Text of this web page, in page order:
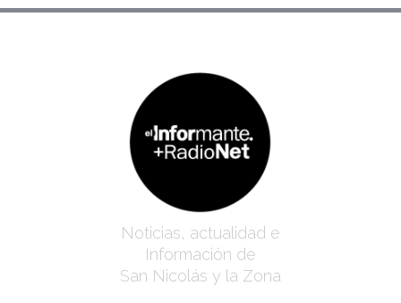
Noticias, actualidad e
Información de
San Nicolás y la Zona